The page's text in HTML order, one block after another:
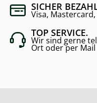
SICHER
Visa, Mastercard,
TOP SERVICE.
Wir sind gerne
Ort oder per